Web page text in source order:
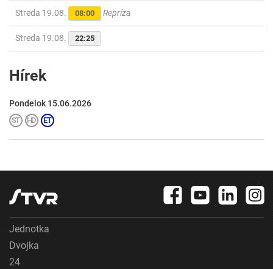
Streda 19.08. 08:00 Repríza
Streda 19.08. 22:25
Hírek
Pondelok 15.06.2026
Jednotka
Dvojka
24